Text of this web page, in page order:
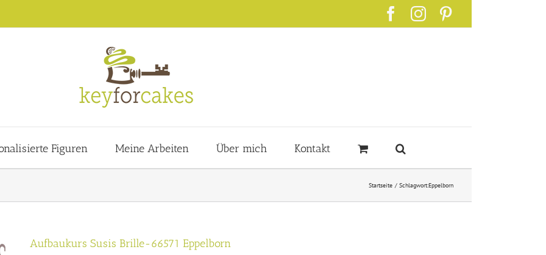
Facebook
Instagram
Figuren Meine Arbeiten Über mich Kontakt
Startseite Schlagwort:Eppelborn
Aufbaukurs Susis Brille-66571 Eppelborn